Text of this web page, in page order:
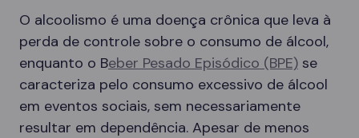
O alcoolismo é uma doença crônica que leva à
perda de controle sobre o consumo de álcool,
enquanto o Beber Pesado Episódico (BPE) se
caracteriza pelo consumo excessivo de álcool
em eventos sociais, sem necessariamente
resultar em dependência. Apesar de menos